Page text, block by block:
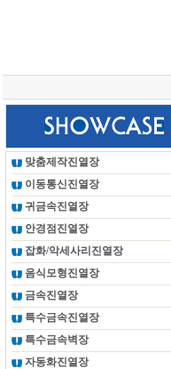
맞춤제작진열장
이동통신진열장
귀금속진열장
안경점진열장
잡화/악세사리진열장
음식모형진열장
금속진열장
특수금속진열장
특수금속벽장
자동화진열장